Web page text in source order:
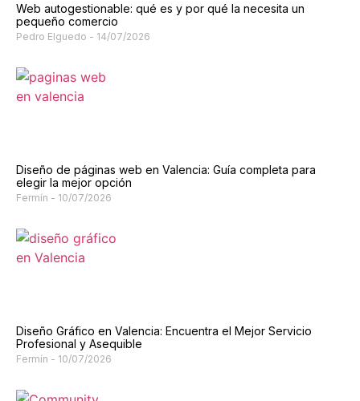
Web autogestionable: qué es y por qué la necesita un
pequeño comercio
Pedro Elguedo 14/07/2026
Diseño de páginas web en Valencia: Guía completa para
elegir la mejor opción
Fermín 10/07/2026
Diseño Gráfico en Valencia: Encuentra el Mejor Servicio
Profesional y Asequible
Fermín 10/07/2026